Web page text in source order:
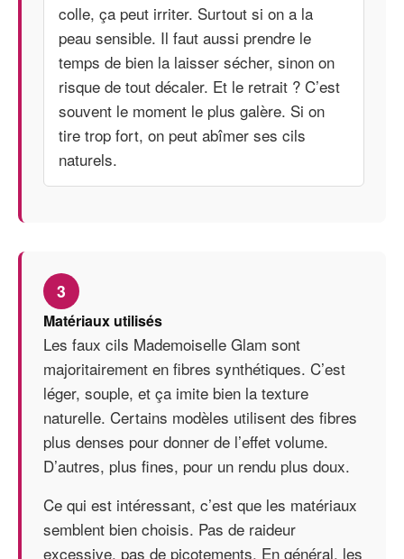
colle, ça peut irriter. Surtout si on a la
peau sensible. Il faut aussi prendre le
temps de bien la laisser sécher, sinon on
risque de tout décaler. Et le retrait ? C’est
souvent le moment le plus galère. Si on
tire trop fort, on peut abîmer ses cils
naturels.
3
Matériaux utilisés
Les faux cils Mademoiselle Glam sont
majoritairement en fibres synthétiques. C’est
léger, souple, et ça imite bien la texture
naturelle. Certains modèles utilisent des fibres
plus denses pour donner de l’effet volume.
D’autres, plus fines, pour un rendu plus doux.
Ce qui est intéressant, c’est que les matériaux
semblent bien choisis. Pas de raideur
excessive, pas de picotements. En général, les